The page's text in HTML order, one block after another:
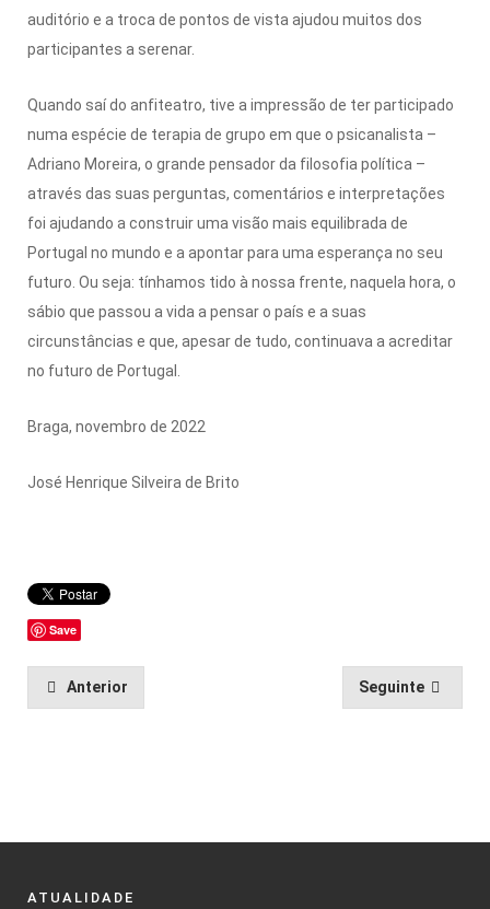
auditório e a troca de pontos de vista ajudou muitos dos
participantes a serenar.
Quando saí do anfiteatro, tive a impressão de ter participado
numa espécie de terapia de grupo em que o psicanalista –
Adriano Moreira, o grande pensador da filosofia política –
através das suas perguntas, comentários e interpretações
foi ajudando a construir uma visão mais equilibrada de
Portugal no mundo e a apontar para uma esperança no seu
futuro. Ou seja: tínhamos tido à nossa frente, naquela hora, o
sábio que passou a vida a pensar o país e a suas
circunstâncias e que, apesar de tudo, continuava a acreditar
no futuro de Portugal.
Braga, novembro de 2022
José Henrique Silveira de Brito
Save
Anterior Seguinte
ATUALIDADE